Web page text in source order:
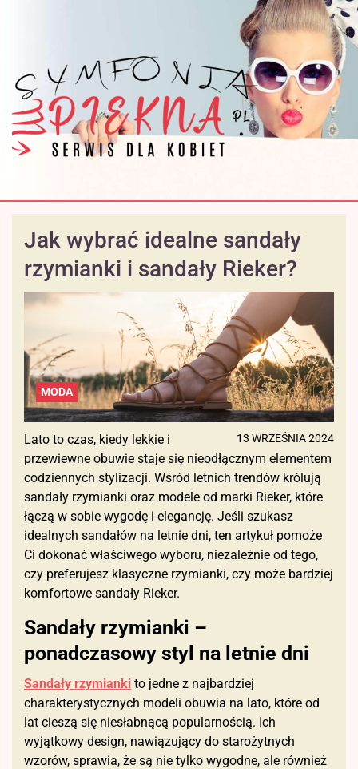
Jak wybrać idealne sandały
rzymianki i sandały Rieker?
MODA
13 WRZEŚNIA 2024
Lato to czas, kiedy lekkie i
przewiewne obuwie staje się nieodłącznym elementem
codziennych stylizacji. Wśród letnich trendów królują
sandały rzymianki oraz modele od marki Rieker, które
łączą w sobie wygodę i elegancję. Jeśli szukasz
idealnych sandałów na letnie dni, ten artykuł pomoże
Ci dokonać właściwego wyboru, niezależnie od tego,
czy preferujesz klasyczne rzymianki, czy może bardziej
komfortowe sandały Rieker.
Sandały rzymianki –
ponadczasowy styl na letnie dni
Sandały rzymianki to jedne z najbardziej
charakterystycznych modeli obuwia na lato, które od
lat cieszą się niesłabnącą popularnością. Ich
wyjątkowy design, nawiązujący do starożytnych
wzorów, sprawia, że są nie tylko wygodne, ale również